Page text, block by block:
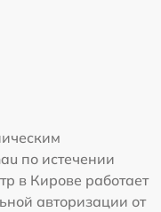
по истечении
в Кирове работает
авторизации от